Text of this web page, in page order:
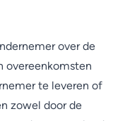
over de
overeenkomsten
te leveren of
zowel door de